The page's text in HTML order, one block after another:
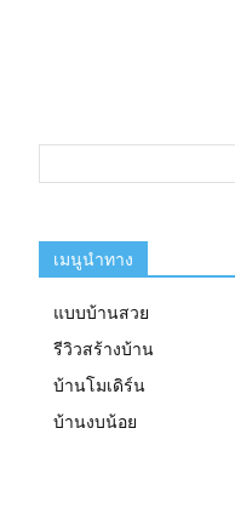
เมนูนำทาง
แบบบ้านสวย
รีวิวสร้างบ้าน
บ้านโมเดิร์น
บ้านงบน้อย